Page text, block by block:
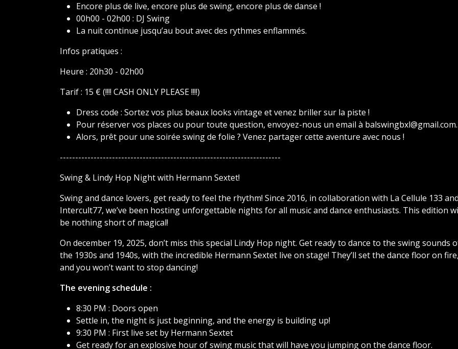
Encore plus de live, encore plus de swing, encore plus de danse !
00h00 - 02h00 : DJ Swing
La nuit continue jusqu’au bout avec des rythmes enflammés.
Infos pratiques :
Heure : 20h30 - 02h00
Tarif : 15 € (!!!! CASH ONLY PLEASE !!!!)
Dress code : Sortez vos plus beaux looks vintage et venez briller sur la piste !
Pour réserver vos places ou pour toute question, envoyez-nous un email à balswingbxl@gmail.com.
Alors, prêt pour une soirée swing de folie ? Venez partager cette aventure avec nous !
------------------------------------------------------------------------
Swing & Lindy Hop Night with Hermann Sextet!
Swing and dance lovers, get ready to feel the rhythm! Since 2016, in collaboration with La Cellule 133
Intercult77, we’ve been hosting unforgettable nights for all music and dance enthusiasts. This edition
be nothing short of magical!
On december 19, 2025, don’t miss this special Lindy Hop night. Get ready to dance to the swing sounds
the 1930s and 1940s, with the incredible Hermann Sextet live on stage! They’ll set the dance floor on
and you won’t want to stop dancing!
The evening schedule :
8:30 PM : Doors open
Settle in, the night is just beginning, and the energy is building up!
9:30 PM : First live set by Hermann Sextet
Get ready for an explosive hour of swing music that will have you jumping on the dance floor.